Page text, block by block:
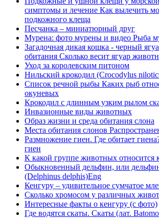
симптомы и лечение Как вылечить
подкожного клеща
Песчанка – миниатюрный друг
Мурена: фото мурены и видео Рыба
Загадочная дикая кошка - черный
обитания Сколько весит ягуар
Уход за королевским питоном
Нильский крокодил (Crocodylus
Список речной рыбы Каких рыб
окуневых
Крокодил с длинным узким рылом
Инвазионные виды животных
Образ жизни и среда обитания слона
Места обитания слонов
Размножение гиен. Где обитает
гиен
К какой группе животных относится
Обыкновенный дельфин, или
(Delphinus delphis)Eng
Кенгуру – удивительное сумчатое
Сколько хромосом у различных
Интересные факты о кенгуру (с фото)
Где водятся скаты. Скаты (лат.